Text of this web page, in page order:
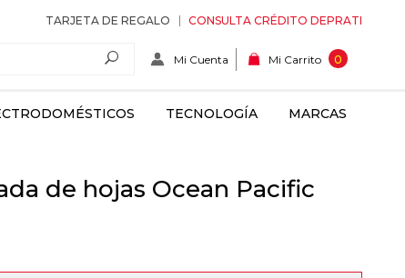
TARJETA DE REGALO CONSULTA CRÉDITO DEPRATI
Mi Cuenta Mi Carrito 0
TECNOLOGÍA MARCAS
de hojas Ocean Pacific